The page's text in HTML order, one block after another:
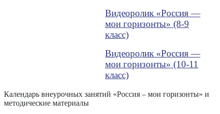
Видеоролик «Россия —
мои горизонты» (8-9
класс)
Видеоролик «Россия —
мои горизонты» (10-11
класс)
Календарь внеурочных занятий «Россия – мои горизонты» и
методические материалы